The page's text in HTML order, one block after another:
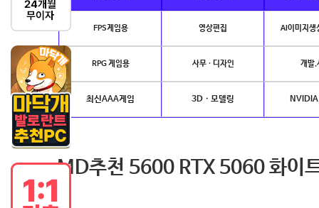
FPS게임용 영상편집 AI이미지생
RPG 게임용 사무 · 디자인 개발.
최신AAA게임 3D · 모델링
MD추천 5600 RTX 5060 화이